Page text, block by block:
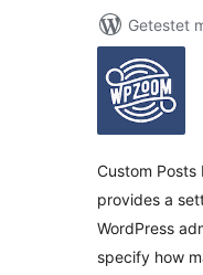
Getestet
Custom Posts
provides a
WordPress
specify how